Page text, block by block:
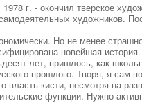
г. - окончил тверское
художников.
Но не менее
новейшая
лет, пришлось, как
прошлого. Творя, я сам
кисти, несмотря на
функции. Нужно